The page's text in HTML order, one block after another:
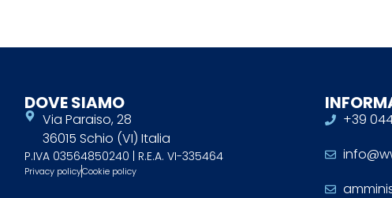
DOVE SIAMO
Via Paraiso, 28
36015 Schio (VI) Italia
P.IVA 03564850240 | R.E.A. VI-335464
Privacy policyCookie policy
+39